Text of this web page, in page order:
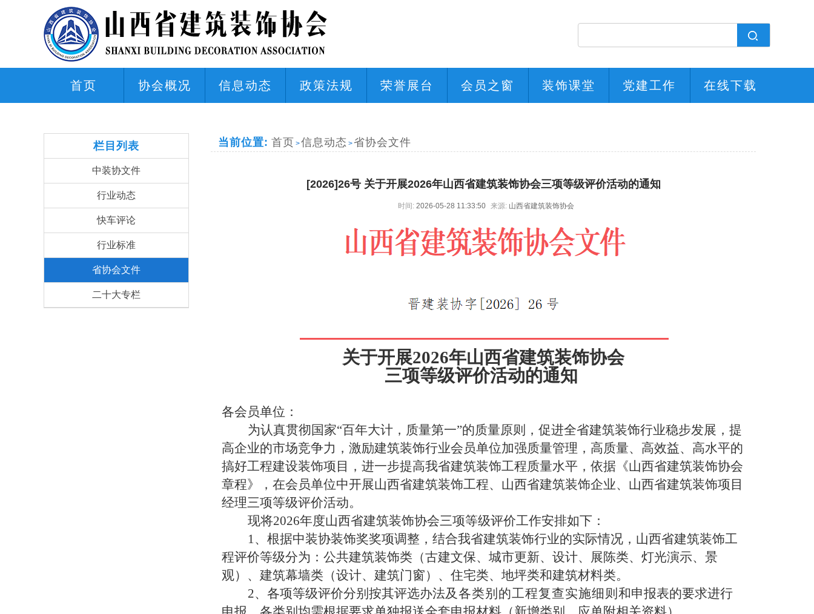
首页 协会概况 信息动态 政策法规 荣誉展台 会员之窗 装饰课堂 党建工作 在线下载
栏目列表
中装协文件
行业动态
快车评论
行业标准
省协会文件
二十大专栏
当前位置: 首页 >信息动态 >省协会文件
[2026]26号 关于开展2026年山西省建筑装饰协会三项等级评价活动的通知
时间: 2026-05-28 11:33:50 来源: 山西省建筑装饰协会
关于开展2026年山西省建筑装饰协会
三项等级评价活动的通知
各会员单位：
为认真贯彻国家“百年大计，质量第一”的质量原则，促进全省建筑装饰行业稳步发展，提
高企业的市场竞争力 ， 激励建筑装饰行业会员单位加强质量管理，高质量、高效益、高水平的
搞好工程建设装饰项目，进一步提高我省建筑装饰工程质量水平，依据《山西省建筑装饰协会
章程》，在会员单位中开展山西省建筑装饰工程、山西省建筑装饰企业、山西省建筑装饰项目
经理三项等级评价活动。
现将2026年度山西省建筑装饰协会三项等级评价工作安排如下：
1、 根据中装协装饰奖奖项调整 ，结合我省建筑装饰行业的实际情况， 山西省建筑装饰工
程评价等级分为： 公共建筑装饰类（古建文保、城市更新、设计、展陈类、灯光演示、景
观）、建筑幕墙类（设计、建筑门窗）、住宅类、地坪类和建筑材料类。
2、各项等级评价分别按其评选办法及各类别的工程复查实施细则 和申报表的要求进行